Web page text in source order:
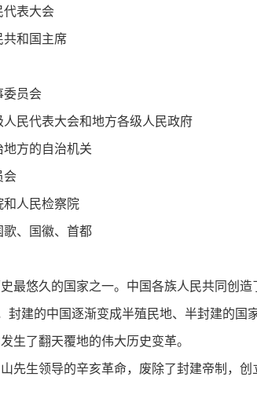
代表大会
共和国主席
委员会
人民代表大会和地方各级人民政府
地方的自治机关
会
和人民检察院
歌、国徽、首都
最悠久的国家之一。中国各族人民共同创造
封建的中国逐渐变成半殖民地、半封建的国
生了翻天覆地的伟大历史变革。
先生领导的辛亥革命，废除了封建帝制，